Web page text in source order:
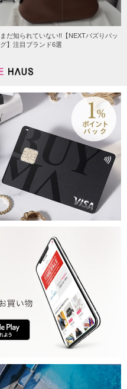
まだ知られていない!!【NEXTバズりバッ
グ】注目ブランド6選